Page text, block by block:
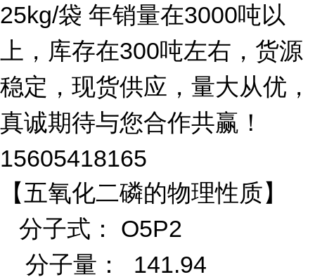
25kg/袋 年销量在3000吨以
上，库存在300吨左右，货源
稳定，现货供应，量大从优，
真诚期待与您合作共赢！
15605418165
【五氧化二磷的物理性质】
分子式： O5P2
分子量： 141.94